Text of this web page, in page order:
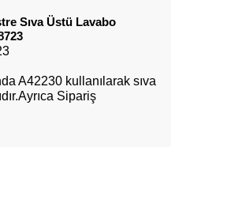
Sıva Üstü Lavabo
A42230 kullanılarak sıva
Sipariş